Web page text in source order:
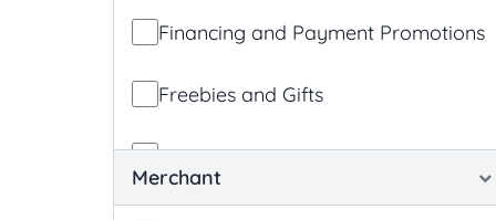
Financing and Payment Promotions
Freebies and Gifts
App Promotions
Merchant